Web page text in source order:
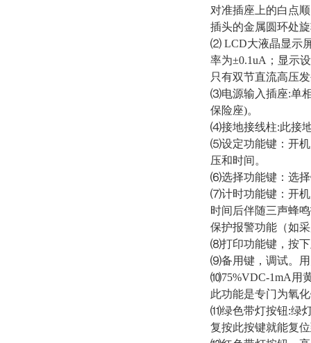
对准插座上的白点
插头的金属圆环处
⑵ LCD大液晶显示
率为±0.1uA；显示
只有双节直流高压
⑶电源输入插座:单
保险座)。
⑷接地接线柱:此接
⑸设定功能键：开机
压和时间。
⑹选择功能键：选择
⑺计时功能键：开机
时间后伴随三声蜂
保护报警功能（如
⑻打印功能键，按
⑼备用键，调试。
⑽75%VDC-1mA用
此功能是专门为氧
⑾绿色带灯按钮:绿
复按此按键就能复